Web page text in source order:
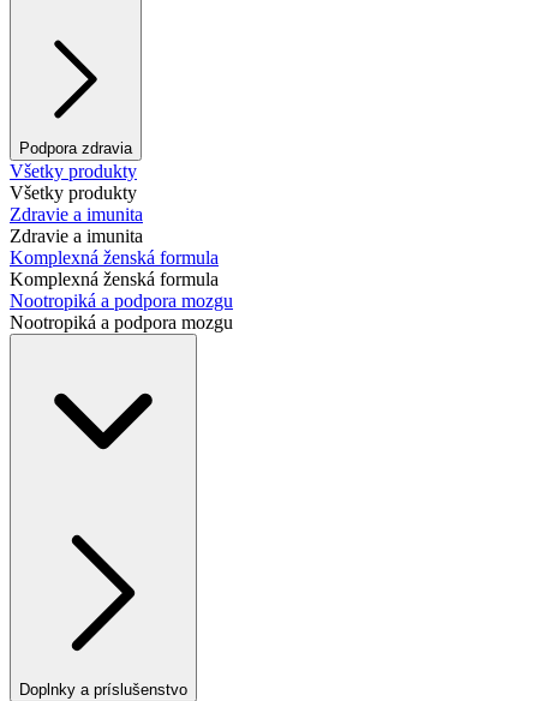
Podpora zdravia
Všetky produkty
Všetky produkty
Zdravie a imunita
Zdravie a imunita
Komplexná ženská formula
Komplexná ženská formula
Nootropiká a podpora mozgu
Nootropiká a podpora mozgu
Doplnky a príslušenstvo